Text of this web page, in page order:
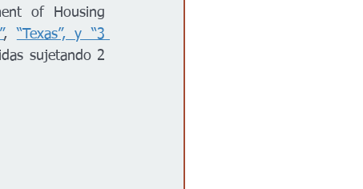
of Housing
, “Texas”, y “3
sujetando 2